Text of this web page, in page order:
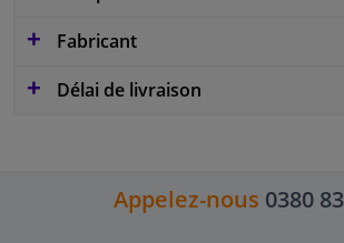
Fabricant
Délai de livraison
Appelez-nous 0380